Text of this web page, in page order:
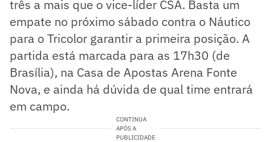
três a mais que o vice-líder CSA. Basta um
empate no próximo sábado contra o Náutico
para o Tricolor garantir a primeira posição. A
partida está marcada para as 17h30 (de
Brasília), na Casa de Apostas Arena Fonte
Nova, e ainda há dúvida de qual time entrará
em campo.
CONTINUA
APÓS A
PUBLICIDADE